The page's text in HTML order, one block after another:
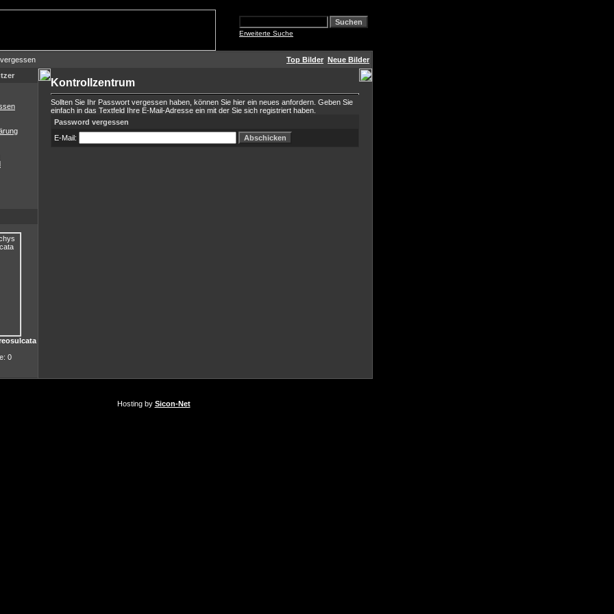
Erweiterte Suche
Top Bilder Neue Bilder
0
Kontrollzentrum
Sollten Sie Ihr Passwort vergessen haben, können Sie hier ein neues anfordern. Geben Sie
einfach in das Textfeld Ihre E-Mail-Adresse ein mit der Sie sich registriert haben.
Password vergessen
E-Mail:
Hosting by Sicon-Net